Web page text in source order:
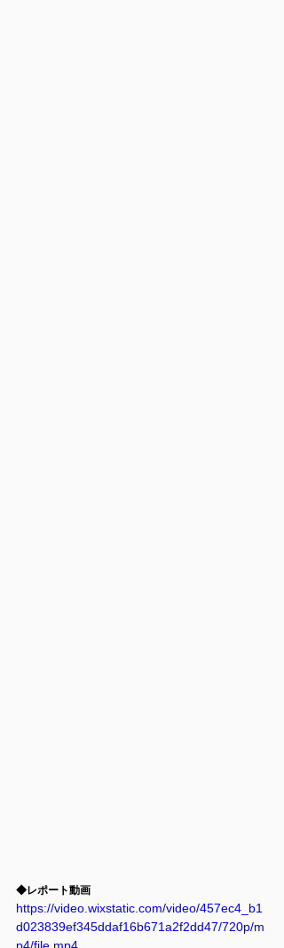
◆レポート動画
https://video.wixstatic.com/video/457ec4_b1
d023839ef345ddaf16b671a2f2dd47/720p/m
p4/file.mp4